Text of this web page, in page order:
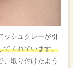
シュグレーが引
てくれています。
、取り付けたよう